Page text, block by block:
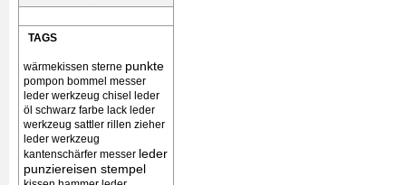
TAGS
wärmekissen sterne punkte
pompon bommel messer
leder werkzeug chisel
leder
öl schwarz farbe lack leder
werkzeug sattler rillen zieher
leder werkzeug
kantenschärfer messer leder
punziereisen stempel